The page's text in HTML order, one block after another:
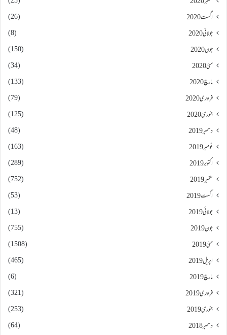
اگست 2020
(26)
جولائی 2020
(8)
جون 2020
(150)
مئی 2020
(34)
مارچ 2020
(133)
فروری 2020
(79)
جنوری 2020
(125)
دسمبر 2019
(48)
نومبر 2019
(163)
اکتوبر 2019
(289)
ستمبر 2019
(752)
اگست 2019
(53)
جولائی 2019
(13)
جون 2019
(755)
مئی 2019
(1508)
اپریل 2019
(465)
مارچ 2019
(6)
فروری 2019
(321)
جنوری 2019
(253)
دسمبر 2018
(64)